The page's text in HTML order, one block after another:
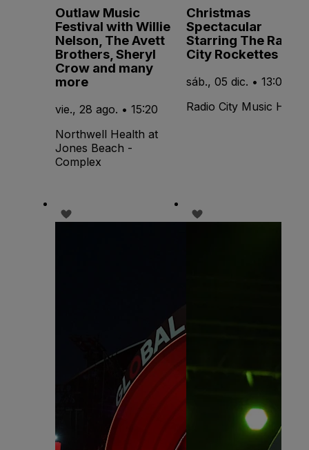
Outlaw Music
Festival with Willie
Nelson, The Avett
Brothers, Sheryl
Crow and many
more
vie., 28 ago. • 15:20
Northwell Health at
Jones Beach -
Complex
Christmas
Spectacular
Starring The Radio
City Rockettes
sáb., 05 dic. • 13:00
Radio City Music Hall